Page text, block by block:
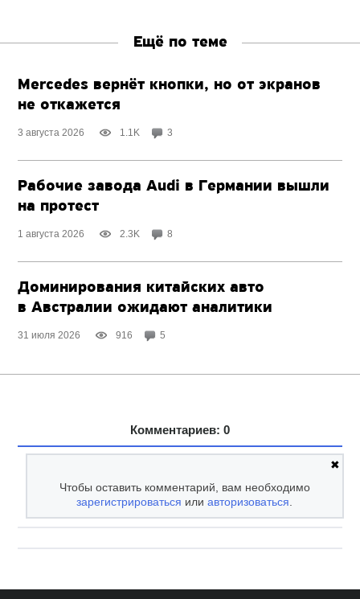
Ещё по теме
Mercedes вернёт кнопки, но от экранов
не откажется
3 августа 2026 1.1K 3
Рабочие завода Audi в Германии вышли
на протест
1 августа 2026 2.3K 8
Доминирования китайских авто
в Австралии ожидают аналитики
31 июля 2026 916 5
Комментариев: 0
✖
Чтобы оставить комментарий, вам необходимо
зарегистрироваться илиавторизоваться.